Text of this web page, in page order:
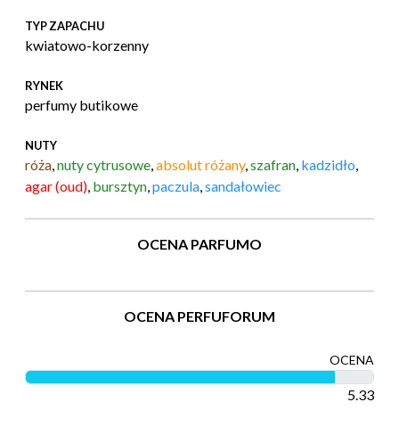
TYP ZAPACHU
kwiatowo-korzenny
RYNEK
perfumy butikowe
NUTY
róża,nuty cytrusowe,absolut różany,szafran, kadzidło,
agar (oud), bursztyn,paczula,sandałowiec
OCENA PARFUMO
OCENA PERFUFORUM
OCENA
5.33